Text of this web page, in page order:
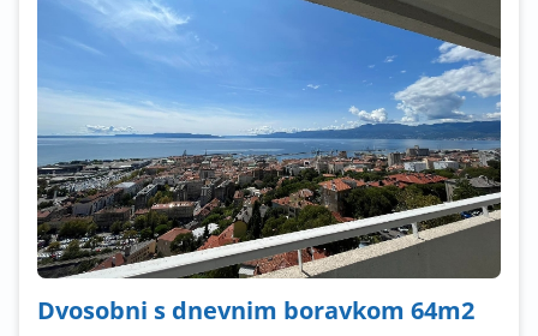
Dvosobni s dnevnim boravkom 64m2